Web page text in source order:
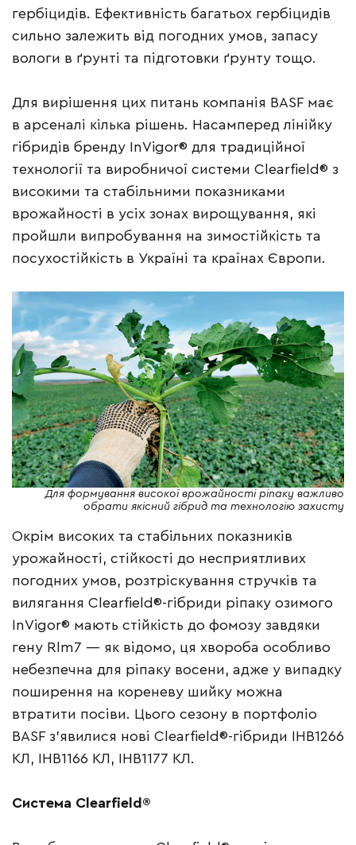
гербіцидів. Ефективність багатьох гербіцидів
сильно залежить від погодних умов, запасу
вологи в ґрунті та підготовки ґрунту тощо.
Для вирішення цих питань компанія BASF має
в арсеналі кілька рішень. Насамперед лінійку
гібридів бренду InVigor® для традиційної
технології та виробничої системи Clearfield® з
високими та стабільними показниками
врожайності в усіх зонах вирощування, які
пройшли випробування на зимостійкість та
посухостійкість в Україні та країнах Європи.
Для формування високої врожайності ріпаку важливо
обрати якісний гібрид та технологію захисту
Окрім високих та стабільних показників
урожайності, стійкості до несприятливих
погодних умов, розтріскування стручків та
вилягання Clearfield®-гібриди ріпаку озимого
InVigor® мають стійкість до фомозу завдяки
гену Rlm7 — як відомо, ця хвороба особливо
небезпечна для ріпаку восени, адже у випадку
поширення на кореневу шийку можна
втратити посіви. Цього сезону в портфоліо
BASF з’явилися нові Clearfield®-гібриди ІНВ1266
КЛ, ІНВ1166 КЛ, ІНВ1177 КЛ.
Система Clearfield®